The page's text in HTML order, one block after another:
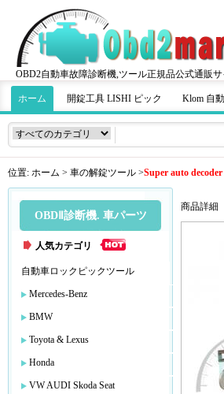
OBD2自動車故障診断機,ツール正規品公式通販サ
ホーム 開錠工具 LISHI ピック Klom 自
位置: ホーム > 車の解錠ツール >Super auto
OBDⅡ診断機. 車パーツ
人気カテゴリ
自動車ロックピックツール
Mercedes-Benz
BMW
Toyota & Lexus
Honda
VW AUDI Skoda Seat
商品詳細